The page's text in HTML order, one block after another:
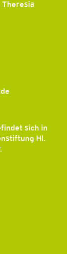
sich in
Hl.